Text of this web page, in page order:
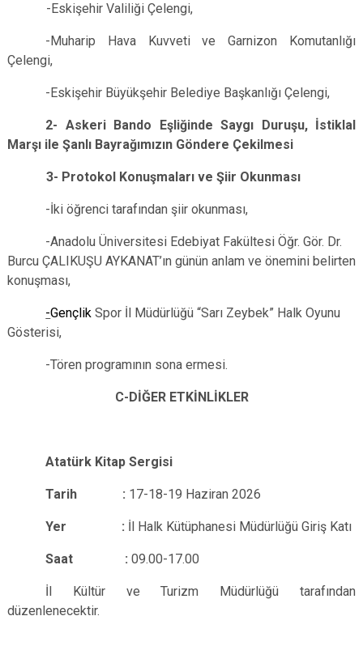
-Eskişehir Valiliği Çelengi,
-Muharip Hava Kuvveti ve Garnizon Komutanlığı
Çelengi,
-Eskişehir Büyükşehir Belediye Başkanlığı Çelengi,
2- Askeri Bando Eşliğinde Saygı Duruşu, İstiklal
Marşı ile Şanlı Bayrağımızın Göndere Çekilmesi
3- Protokol Konuşmaları ve Şiir Okunması
-İki öğrenci tarafından şiir okunması,
-Anadolu Üniversitesi Edebiyat Fakültesi Öğr. Gör. Dr.
Burcu ÇALIKUŞU AYKANAT’ın günün anlam ve önemini belirten
konuşması,
-GençlikSpor İl Müdürlüğü “Sarı Zeybek” Halk Oyunu
Gösterisi,
-Tören programının sona ermesi.
C-DİĞER ETKİNLİKLER
Atatürk Kitap Sergisi
Tarih : 17-18-19 Haziran 2026
Yer : İl Halk Kütüphanesi Müdürlüğü Giriş Katı
Saat : 09.00-17.00
İl Kültür ve Turizm Müdürlüğü tarafından
düzenlenecektir.